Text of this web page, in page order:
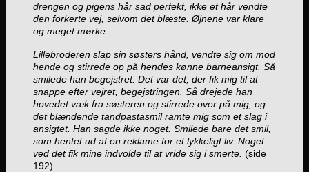
drengen og pigens hår sad perfekt, ikke et hår vendte
den forkerte vej, selvom det blæste. Øjnene var klare
og meget mørke.
Lillebroderen slap sin søsters hånd, vendte sig om mod
hende og stirrede op på hendes kønne barneansigt. Så
smilede han begejstret. Det var det, der fik mig til at
snappe efter vejret, begejstringen. Så drejede han
hovedet væk fra søsteren og stirrede over på mig, og
det blændende tandpastasmil ramte mig som et slag i
ansigtet. Han sagde ikke noget. Smilede bare det smil,
som hentet ud af en reklame for et lykkeligt liv. Noget
ved det fik mine indvolde til at vride sig i smerte. (side
192)